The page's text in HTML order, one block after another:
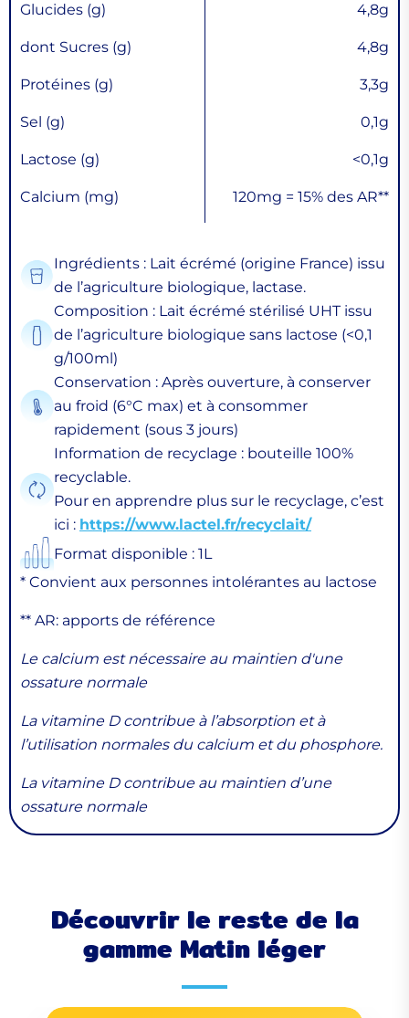
Glucides (g) 4,8g
dont Sucres (g) 4,8g
Protéines (g) 3,3g
Sel (g) 0,1g
Lactose (g) <0,1g
Calcium (mg) 120mg = 15% des AR**
Ingrédients : Lait écrémé (origine France) issu
de l’agriculture biologique, lactase.
Composition : Lait écrémé stérilisé UHT issu
de l’agriculture biologique sans lactose (<0,1
g/100ml)
Conservation : Après ouverture, à conserver
au froid (6°C max) et à consommer
rapidement (sous 3 jours)
Information de recyclage : bouteille 100%
recyclable.
Pour en apprendre plus sur le recyclage, c’est
ici : https://www.lactel.fr/recyclait/
Format disponible : 1L
* Convient aux personnes intolérantes au lactose
** AR: apports de référence
Le calcium est nécessaire au maintien d'une
ossature normale
La vitamine D contribue à l’absorption et à
l’utilisation normales du calcium et du phosphore.
La vitamine D contribue au maintien d’une
ossature normale
Découvrir le reste de la
gamme Matin léger